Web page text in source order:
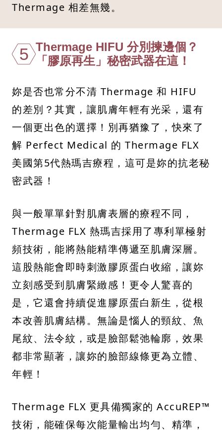
Thermage 相差無幾。
5 Thermage HIFU 分別揀邊個？
「膠原再生」秘密武器在這！
妳是否也常分不清 Thermage 和 HIFU
的差別？其實，讓肌膚年輕有光采，還有
一個更出色的選擇！別再猶豫了，快來了
解 Perfect Medical 的 Thermage FLX
美國第5代熱瑪吉療程，這可是妳的抗老秘
密武器！
與一般單單針對肌膚表層的療程不同，
Thermage FLX 熱瑪吉採用了專利單極射
頻技術，能將熱能精準傳遞至肌膚深層。
這股熱能會即時刺激膠原蛋白收縮，讓妳
立刻感受到肌膚緊緻感！更令人驚喜的
是，它還會持續促進膠原蛋白新生，從根
本改善肌膚結構。無論是惱人的頸紋、魚
尾紋、法令紋，或是臉部鬆弛輪廓，效果
都非常顯著，讓妳的臉部線條更為立體、
年輕！
Thermage FLX 更具備獨家的 AccuREP™
技術，能確保每次能量輸出均勻、精準，